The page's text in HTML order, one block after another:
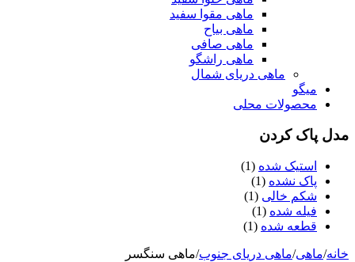
ماهی مقوا سفید
ماهی بیاح
ماهی صافی
ماهی راشگو
ماهی دریای شمال
میگو
محصولات محلی
مدل پاک کردن
استیک شده (1)
پاک نشده (1)
شکم خالی (1)
فیله شده (1)
قطعه شده (1)
خانه/ماهی/ماهی دریای جنوب/ماهی سنگسر